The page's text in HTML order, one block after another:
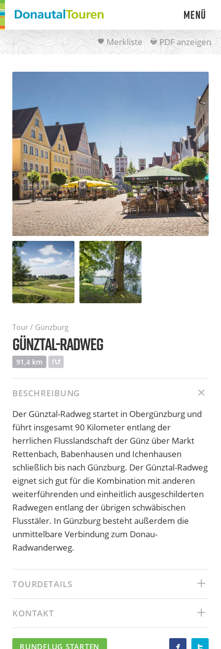
Menü
Merkliste PDF anzeigen
Tour / Günzburg
GÜNZTAL-RADWEG
91,4 km
BESCHREIBUNG
Der Günztal-Radweg startet in Obergünzburg und
führt insgesamt 90 Kilometer entlang der
herrlichen Flusslandschaft der Günz über Markt
Rettenbach, Babenhausen und Ichenhausen
schließlich bis nach Günzburg. Der Günztal-Radweg
eignet sich gut für die Kombination mit anderen
weiterführenden und einheitlich ausgeschilderten
Radwegen entlang der übrigen schwäbischen
Flusstäler. In Günzburg besteht außerdem die
unmittelbare Verbindung zum Donau-
Radwanderweg.
TOURDETAILS
KONTAKT
RUNDFLUG STARTEN  